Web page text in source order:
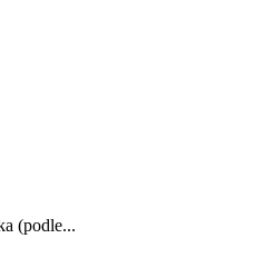
(podle...